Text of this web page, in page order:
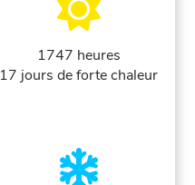
1747 heures
17 jours de forte chaleur